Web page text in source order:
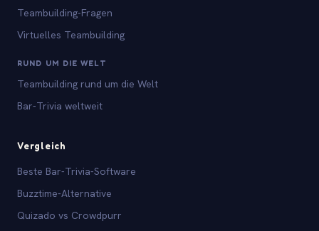
Teambuilding-Fragen
Virtuelles Teambuilding
RUND UM DIE WELT
Teambuilding rund um die Welt
Bar-Trivia weltweit
Vergleich
Beste Bar-Trivia-Software
Buzztime-Alternative
Quizado vs Crowdpurr